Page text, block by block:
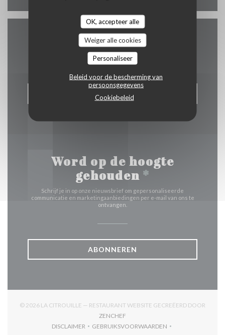
OK, accepteer alle
Weiger alle cookies
Personaliseer
Beleid voor de bescherming van
persoonsgegevens
Cookiebeleid
Neem contact met ons op
RESERVEER EEN TAFEL
Word op de hoogte
gehouden *
Schrijf je in op onze nieuwsbrief om gepersonaliseerde
communicatie en marketingaanbiedingen per e-mail van ons te
ontvangen.
ABONNEREN
© 2026 LA CITROUILLE — RESTAURANT WEBSITE GECREËERD DOOR
ZENCHEF
DISCLAIMER
((OPENT IN EEN NIEUW VENSTER))
GEBRUIKSVOORWAARDEN
((OPENT IN EEN NIEUW